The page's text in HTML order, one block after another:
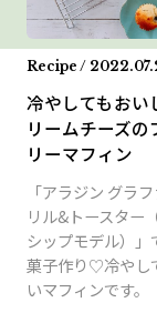
Recipe /
冷やしてもおい
リームチーズの
リーマフィン
「アラジン グラ
リル&トースター
シップモデル）」
菓子作り♡冷やし
いマフィンです。